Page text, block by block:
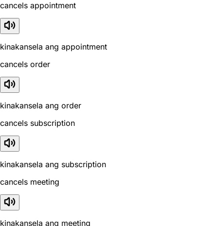
cancels appointment
kinakansela ang appointment
cancels order
kinakansela ang order
cancels subscription
kinakansela ang subscription
cancels meeting
kinakansela ang meeting